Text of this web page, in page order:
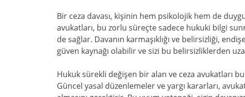
Bir ceza davası, kişinin hem psikolojik hem de
avukatları, bu zorlu süreçte sadece hukuki bilgi
de sağlar. Davanın karmaşıklığı ve belirsizliği,
güven kaynağı olabilir ve sizi bu belirsizliklerden
Hukuk sürekli değişen bir alan ve ceza avukatları
Güncel yasal düzenlemeler ve yargı kararları,